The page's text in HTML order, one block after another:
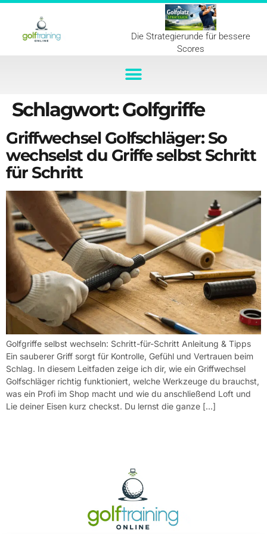
Die Strategierunde für bessere
Scores
Schlagwort:Golfgriffe
Griffwechsel Golfschläger: So
wechselst du Griffe selbst Schritt
für Schritt
Golfgriffe selbst wechseln: Schritt-für-Schritt Anleitung & Tipps
Ein sauberer Griff sorgt für Kontrolle, Gefühl und Vertrauen beim
Schlag. In diesem Leitfaden zeige ich dir, wie ein Griffwechsel
Golfschläger richtig funktioniert, welche Werkzeuge du brauchst,
was ein Profi im Shop macht und wie du anschließend Loft und
Lie deiner Eisen kurz checkst. Du lernst die ganze […]